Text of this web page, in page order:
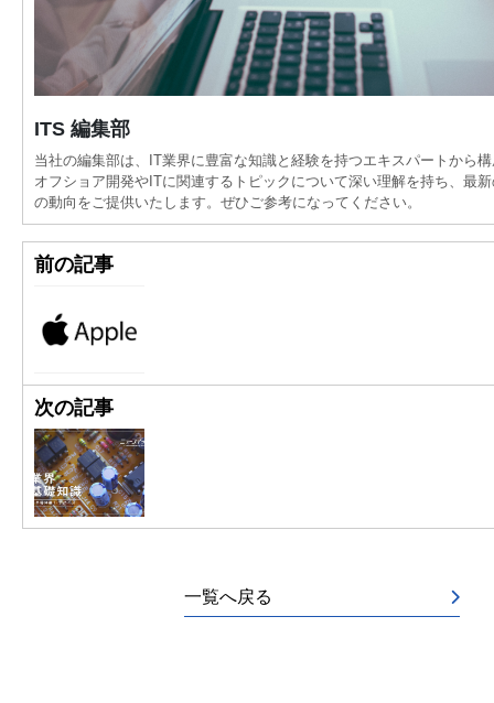
ITS 編集部
当社の編集部は、IT業界に豊富な知識と経験を持つエキスパートから
オフショア開発やITに関連するトピックについて深い理解を持ち、最
の動向をご提供いたします。ぜひご参考になってください。
前の記事
次の記事
一覧へ戻る